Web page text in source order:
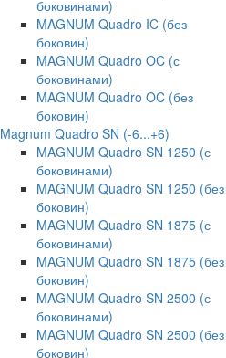
боковинами)
MAGNUM Quadro IC (без
боковин)
MAGNUM Quadro OC (с
боковинами)
MAGNUM Quadro OC (без
боковин)
Magnum Quadro SN (-6...+6)
MAGNUM Quadro SN 1250 (с
боковинами)
MAGNUM Quadro SN 1250 (без
боковин)
MAGNUM Quadro SN 1875 (с
боковинами)
MAGNUM Quadro SN 1875 (без
боковин)
MAGNUM Quadro SN 2500 (с
боковинами)
MAGNUM Quadro SN 2500 (без
боковин)